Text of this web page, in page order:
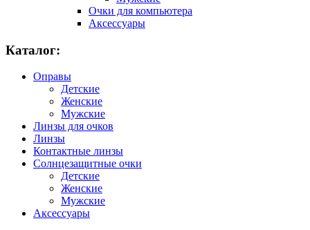
Очки для компьютера
Аксессуары
Каталог:
Оправы
Детские
Женские
Мужские
Линзы для очков
Линзы
Контактные линзы
Солнцезащитные очки
Детские
Женские
Мужские
Аксессуары